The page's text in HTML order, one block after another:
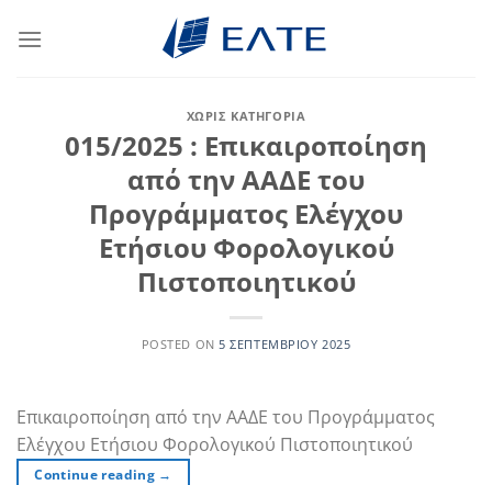
στο
ΧΩΡΊΣ ΚΑΤΗΓΟΡΊΑ
015/2025 : Επικαιροποίηση
από την ΑΑΔΕ του
Προγράμματος Ελέγχου
Ετήσιου Φορολογικού
Πιστοποιητικού
POSTED ON 5 ΣΕΠΤΕΜΒΡΊΟΥ 2025
Επικαιροποίηση από την ΑΑΔΕ του Προγράμματος
Ελέγχου Ετήσιου Φορολογικού Πιστοποιητικού
Continue reading →